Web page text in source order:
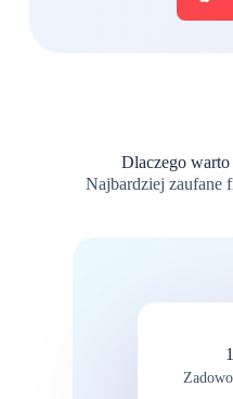
Dlaczego
Najbardziej zaufane